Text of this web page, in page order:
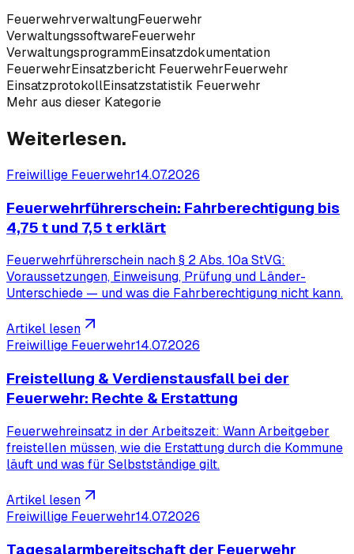
FeuerwehrverwaltungFeuerwehr
VerwaltungssoftwareFeuerwehr
VerwaltungsprogrammEinsatzdokumentation
FeuerwehrEinsatzbericht FeuerwehrFeuerwehr
EinsatzprotokollEinsatzstatistik Feuerwehr
Mehr aus dieser Kategorie
Weiterlesen.
Freiwillige Feuerwehr14.07.2026
Feuerwehrführerschein: Fahrberechtigung bis
4,75 t und 7,5 t erklärt
Feuerwehrführerschein nach § 2 Abs. 10a StVG:
Voraussetzungen, Einweisung, Prüfung und Länder-
Unterschiede — und was die Fahrberechtigung nicht kann.
Artikel lesen
Freiwillige Feuerwehr14.07.2026
Freistellung & Verdienstausfall bei der
Feuerwehr: Rechte & Erstattung
Feuerwehreinsatz in der Arbeitszeit: Wann Arbeitgeber
freistellen müssen, wie die Erstattung durch die Kommune
läuft und was für Selbstständige gilt.
Artikel lesen
Freiwillige Feuerwehr14.07.2026
Tagesalarmbereitschaft der Feuerwehr